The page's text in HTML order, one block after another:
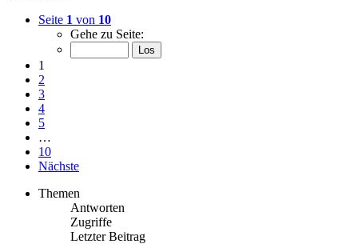
Seite 1 von 10
Gehe zu Seite:
1
2
3
4
5
…
10
Nächste
Themen
Antworten
Zugriffe
Letzter Beitrag